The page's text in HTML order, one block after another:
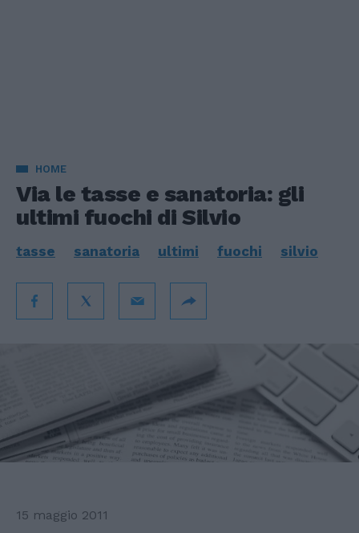
HOME
Via le tasse e sanatoria: gli
ultimi fuochi di Silvio
tasse sanatoria ultimi fuochi silvio
15 maggio 2011